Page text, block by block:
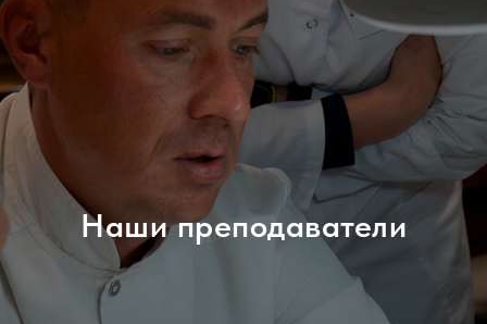
Наши преподаватели